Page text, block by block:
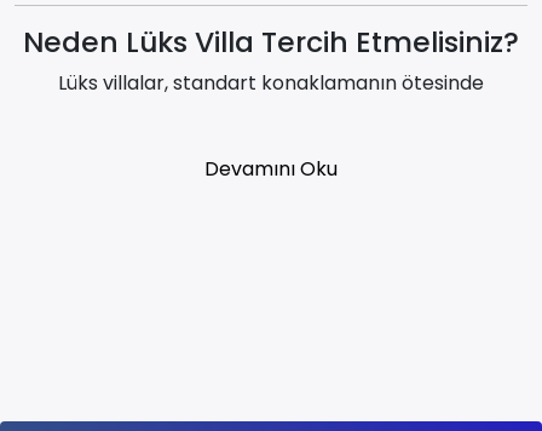
Neden Lüks Villa Tercih Etmelisiniz?
Lüks villalar, standart konaklamanın ötesinde
Özel havuz ve geniş teras alanları
Devamını Oku